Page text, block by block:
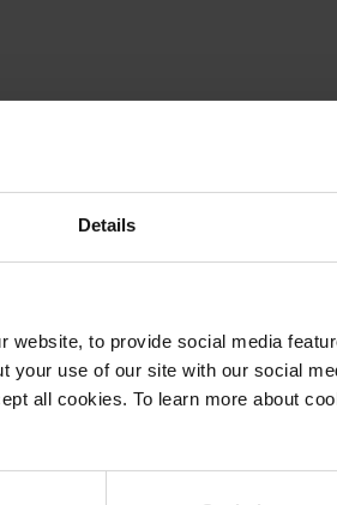
Details
to provide social media
your use of our site with our social
all cookies. To learn more about